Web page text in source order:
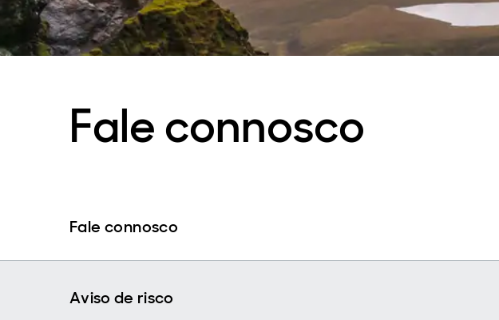
Fale connosco
Fale connosco
Aviso de risco